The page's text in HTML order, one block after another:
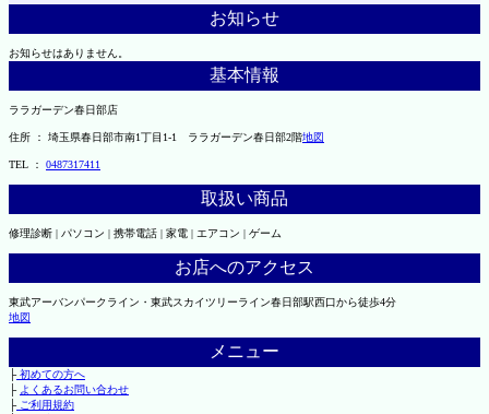
お知らせ
お知らせはありません。
基本情報
ララガーデン春日部店
住所 ： 埼玉県春日部市南1丁目1-1 ララガーデン春日部2階地図
TEL ： 0487317411
取扱い商品
修理診断 | パソコン | 携帯電話 | 家電 | エアコン | ゲーム
お店へのアクセス
東武アーバンパークライン・東武スカイツリーライン春日部駅西口から徒歩4分
地図
メニュー
├初めての方へ
├ よくあるお問い合わせ
├ご利用規約